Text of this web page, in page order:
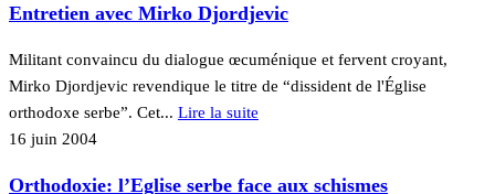
Entretien avec Mirko Djordjevic
Militant convaincu du dialogue œcuménique et fervent croyant,
Mirko Djordjevic revendique le titre de “dissident de l'Église
orthodoxe serbe”. Cet... Lire la suite
16 juin 2004
Orthodoxie: l’Eglise serbe face aux schismes